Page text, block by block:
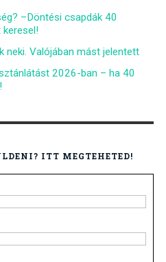
–Döntési csapdák 40
neki. Valójában mást jelentett
2026-ban – ha 40
ITT MEGTEHETED!